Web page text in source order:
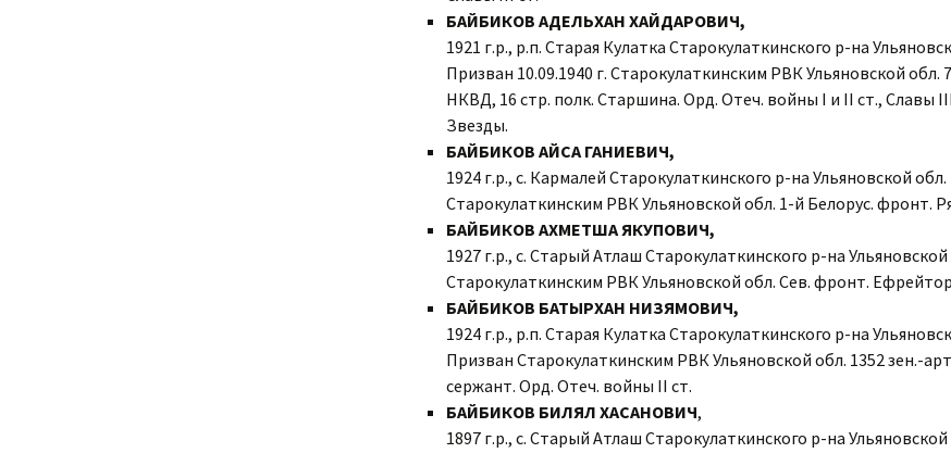
БАЙБИКОВ АДЕЛЬХАН ХАЙДАРОВИЧ,
1921 г.р., р.п. Старая Кулатка Старокулаткинского р-на
Призван 10.09.1940 г. Старокулаткинским РВК Ульяновской обл.
НКВД, 16 стр. полк. Старшина. Орд. Отеч. войны I и II ст., Славы
Звезды.
БАЙБИКОВ АЙСА ГАНИЕВИЧ,
1924 г.р., с. Кармалей Старокулаткинского р-на Ульяновской
Старокулаткинским РВК Ульяновской обл. 1-й Белорус. фронт.
БАЙБИКОВ АХМЕТША ЯКУПОВИЧ,
1927 г.р., с. Старый Атлаш Старокулаткинского р-на
Старокулаткинским РВК Ульяновской обл. Сев. фронт.
БАЙБИКОВ БАТЫРХАН НИЗЯМОВИЧ,
1924 г.р., р.п. Старая Кулатка Старокулаткинского р-на
Призван Старокулаткинским РВК Ульяновской обл. 1352 зен.-
сержант. Орд. Отеч. войны II ст.
БАЙБИКОВ БИЛЯЛ ХАСАНОВИЧ,
1897 г.р., с. Старый Атлаш Старокулаткинского р-на